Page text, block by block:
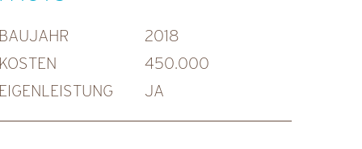
2018
450.000
JA